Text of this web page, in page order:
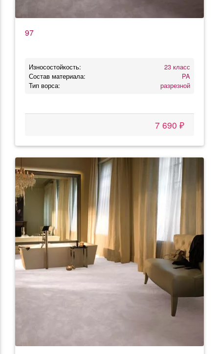
97
Износостойкость:
23 класс
Состав материала:
PA
Тип ворса:
разрезной
7 690 ₽